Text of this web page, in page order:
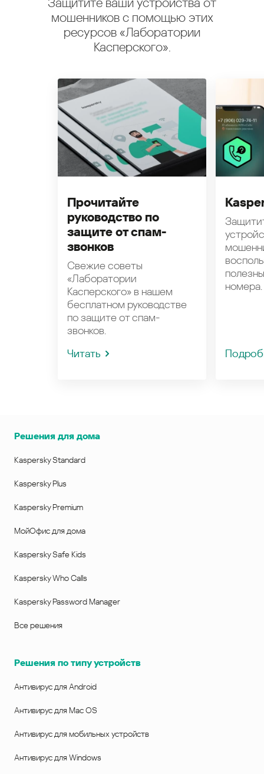
Защитите ваши устройства от
мошенников с помощью этих
ресурсов «Лаборатории
Касперского».
Прочитайте
руководство по
защите от спам-
звонков
Свежие советы
«Лаборатории
Касперского» в нашем
бесплатном руководстве
по защите от спам-
звонков.
Читать
номера.
Решения для дома
Kaspersky Standard
Kaspersky Plus
Kaspersky Premium
МойОфис для дома
Kaspersky Safe Kids
Kaspersky Who Calls
Kaspersky Password Manager
Все решения
Решения по типу устройств
Антивирус для Android
Антивирус для Mac OS
Антивирус для мобильных устройств
Антивирус для Windows